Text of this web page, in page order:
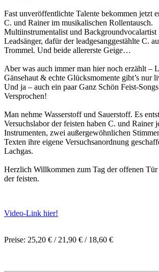
Fast unveröffentlichte Talente bekommen jetzt
C. und Rainer im musikalischen Rollentausch.
Multiinstrumentalist und Backgroundvocalartist
Leadsänger, dafür der leadgesanggestählte C.
Trommel. Und beide allererste Geige…
Aber was auch immer man hier noch erzählt –
Gänsehaut & echte Glücksmomente gibt’s nur
Und ja – auch ein paar Ganz Schön Feist-
Versprochen!
Man nehme Wasserstoff und Sauerstoff. Es
Versuchslabor der feisten haben C. und Rainer
Instrumenten, zwei außergewöhnlichen
Texten ihre eigene Versuchsanordnung
Lachgas.
Herzlich Willkommen zum Tag der offenen Tür
der feisten.
Video-Link hier!
Preise: 25,20 € / 21,90 € / 18,60 €